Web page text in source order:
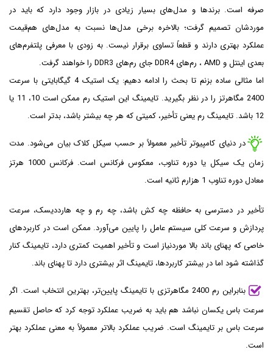
صرفه است. برندها و مدل‌های بسیار زیادی در بازار وجود دارد که باید در
موردشان تصمیم گرفت؛ بالاخره برخی مدل‌ها نسبت به مدل‌های هم‌قیمت
عملکرد بهتری دارند و قطعاً تساوی برقرار نیست. به زودی با معرفی پلتفرم‌های
بعدی اینتل و AMD ، رم‌های DDR4 جای رم‌های DDR3 را خواهند گرفت.
اما مثالی ساده بزنم تا بحث را ادامه دهیم: یک استیک 4 گیگابایتی با سرعت
2400 مگاهرتز را در نظر بگیرید. تایمینگ این استیک رم ممکن است 10، 11 یا
12 باشد. تایمینگ رم یعنی تأخیر، کمیتی که هر چه بیشتر باشد، بدتر است.
در دنیای کامپیوتر تأخیر معمولاً بر حسب سیکل کلاک بیان می‌شود. مدت
زمان یک سیکل یا دوره تناوب، معکوس فرکانس است. فرکانس 1000 هرتز
معادل دوره تناوب 1 هزارم ثانیه است.
تأخیر در دسترسی به حافظه چه کش باشد، چه رم و چه هارددیسک، سرعت
پردازش و سرعت کلی سیستم عامل را پایین می‌آورد. ممکن است در کاربردهای
خاصی که پهنای باند بالا موردنیاز است و تأخیر اهمیت کمتری دارد، تایمینگ کنار
گذاشته شود اما در بیشتر کاربردها، تایمینگ اثر بیشتری دارد تا پهنای باند.
بنابراین رم 2400 مگاهرتزی با تایمینگ پایین‌تر، بهترین انتخاب است. اگر
سرعت باس یکسان نباشد هم باید به ضریب عملکرد توجه کرد که حاصل تقسیم
سرعت باس بر تایمینگ است. ضریب عملکرد بالاتر معمولاً به معنی عملکرد بهتر
است.